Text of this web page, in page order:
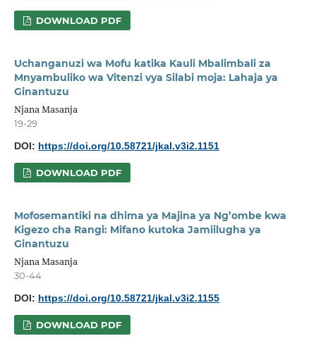
DOWNLOAD PDF
Uchanganuzi wa Mofu katika Kauli Mbalimbali za
Mnyambuliko wa Vitenzi vya Silabi moja: Lahaja ya
Ginantuzu
Njana Masanja
19-29
DOI: https://doi.org/10.58721/jkal.v3i2.1151
DOWNLOAD PDF
Mofosemantiki na dhima ya Majina ya Ng’ombe kwa
Kigezo cha Rangi: Mifano kutoka Jamiilugha ya
Ginantuzu
Njana Masanja
30-44
DOI: https://doi.org/10.58721/jkal.v3i2.1155
DOWNLOAD PDF